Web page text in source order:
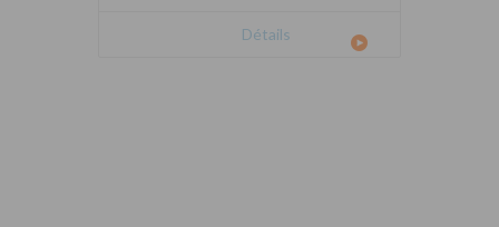
Détails